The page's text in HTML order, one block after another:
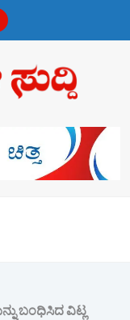
ಬಂಧಿಸಿದ ವಿಟ್ಲ